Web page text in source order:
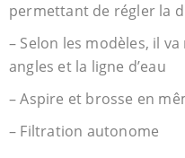
permettant de régler la
– Selon les modèles, il
angles et la ligne d’eau
– Aspire et brosse en
– Filtration autonome